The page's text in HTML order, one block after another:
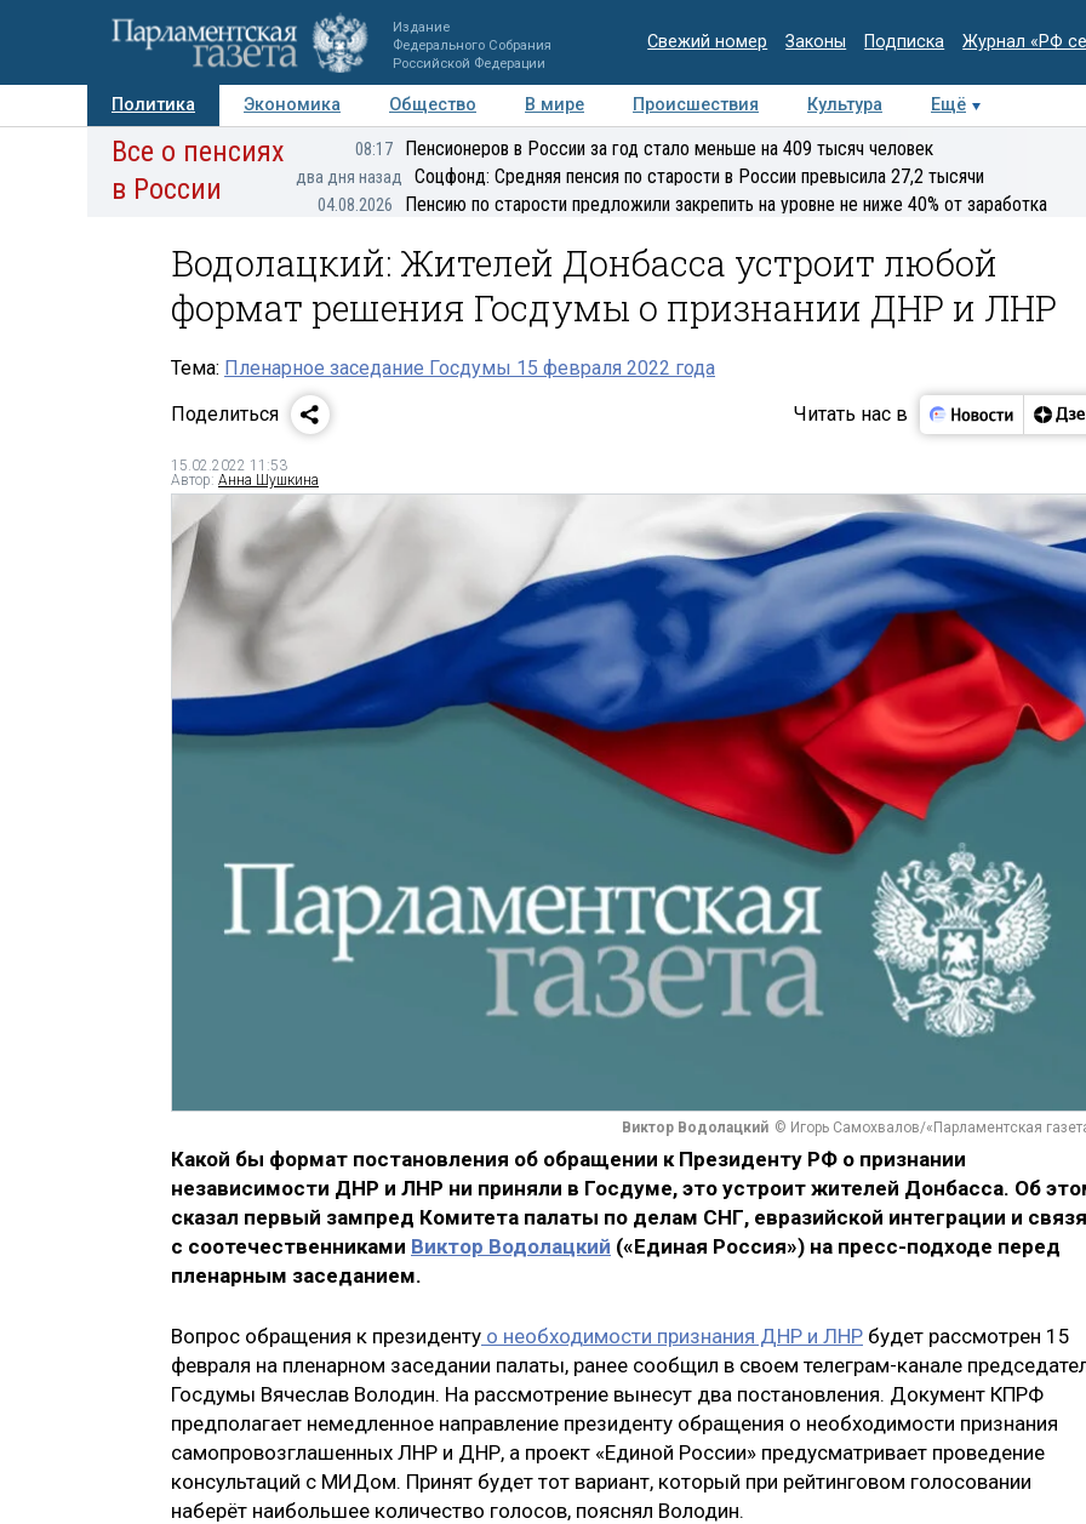
Издание
Федерального Собрания
Российской Федерации
Свежий номер Законы Подписка Журнал «РФ
Политика Экономика Общество В мире Происшествия Культура Ещё
Авторы Персоны Мнения Регионы Медиацентр Интервью Колумнисты
Все о пенсиях
в России
08:17 Пенсионеров в России за год стало меньше на 409 тысяч человек
два дня назад Соцфонд: Средняя пенсия по старости в России превысила 27,2 тысячи
04.08.2026 Пенсию по старости предложили закрепить на уровне не ниже 40% от заработка
Водолацкий: Жителей Донбасса устроит любой
формат решения Госдумы о признании ДНР и ЛНР
Тема: Пленарное заседание Госдумы 15 февраля 2022 года
Поделиться
Читать нас в
15.02.2022 11:53
Автор: Анна Шушкина
Виктор Водолацкий © Игорь Самохвалов/«Парламентская
Какой бы формат постановления об обращении к Президенту РФ о признании
независимости ДНР и ЛНР ни приняли в Госдуме, это устроит жителей Донбасса. Об
сказал первый зампред Комитета палаты по делам СНГ, евразийской интеграции и
с соотечественниками Виктор Водолацкий («Единая Россия») на пресс-подходе перед
пленарным заседанием.
Вопрос обращения к президенту о необходимости признания ДНР и ЛНР будет рассмотрен 15
февраля на пленарном заседании палаты, ранее сообщил в своем телеграм-канале
Госдумы Вячеслав Володин. На рассмотрение вынесут два постановления. Документ КПРФ
предполагает немедленное направление президенту обращения о необходимости признания
самопровозглашенных ЛНР и ДНР, а проект «Единой России» предусматривает проведение
консультаций с МИДом. Принят будет тот вариант, который при рейтинговом голосовании
наберёт наибольшее количество голосов, пояснял Володин.